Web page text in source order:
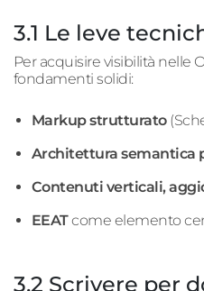
3.1 Le leve
Per acquisire visibilità nelle
fondamenti solidi:
Markup strutturato
Architettura semantica
Contenuti verticali,
EEATcome elemento
3.2 Scrivere per